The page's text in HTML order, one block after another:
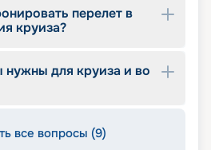
перелет в
круиза?
нужны для круиза и во
все вопросы (9)